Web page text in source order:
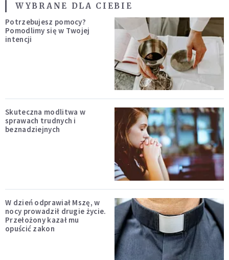
WYBRANE DLA CIEBIE
Potrzebujesz pomocy?
Pomodlimy się w Twojej
intencji
Skuteczna modlitwa w
sprawach trudnych i
beznadziejnych
W dzień odprawiał Mszę, w
nocy prowadził drugie życie.
Przełożony kazał mu
opuścić zakon